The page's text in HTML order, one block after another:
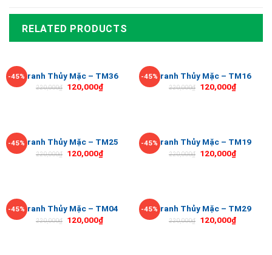
RELATED PRODUCTS
-45%Tranh Thủy Mặc – TM36
220,000₫ 120,000₫
-45%Tranh Thủy Mặc – TM16
220,000₫ 120,000₫
-45%Tranh Thủy Mặc – TM25
220,000₫ 120,000₫
-45%Tranh Thủy Mặc – TM19
220,000₫ 120,000₫
-45%Tranh Thủy Mặc – TM04
220,000₫ 120,000₫
-45%Tranh Thủy Mặc – TM29
220,000₫ 120,000₫